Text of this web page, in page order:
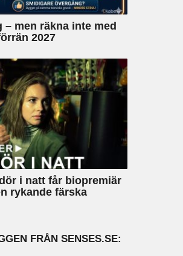
– men räkna inte med
2027
i natt får biopremiär
rykande färska
FRÅN SENSES.SE: